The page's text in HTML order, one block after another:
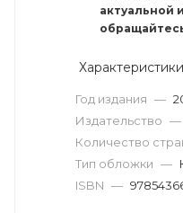
актуальной
Характеристики
Год издания —
Издательство —
Количество
Тип обложки —
ISBN —